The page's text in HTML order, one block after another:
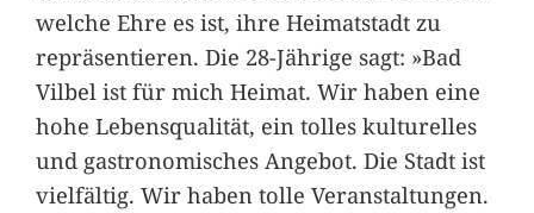
welche Ehre es ist, ihre Heimatstadt zu
repräsentieren. Die 28-Jährige sagt: »Bad
Vilbel ist für mich Heimat. Wir haben eine
hohe Lebensqualität, ein tolles kulturelles
und gastronomisches Angebot. Die Stadt ist
vielfältig. Wir haben tolle Veranstaltungen.